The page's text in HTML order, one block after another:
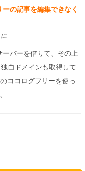
の記事を編集できなく
バーを借りて、その上
自ドメインも取得して
ココログフリーを使っ